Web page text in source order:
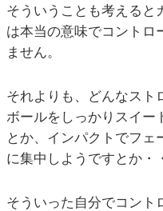
そういうことも考えると
は本当の意味でコントロ
ません。
それよりも、どんなスト
ボールをしっかりスイー
とか、インパクトでフェ
に集中しようですとか・・
そういった自分でコント